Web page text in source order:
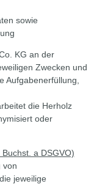
sowie
KG an der
Zwecken und
Aufgabenerfüllung,
die Herholz
oder
a DSGVO)
von
jeweilige